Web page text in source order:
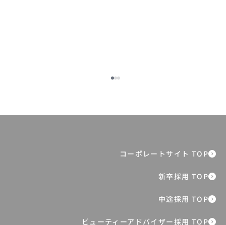
新規獲得とCRMの分断を超える。オルビ